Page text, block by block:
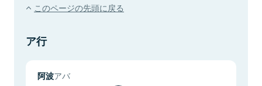
このページの先頭に戻る
ア行
阿波アバ